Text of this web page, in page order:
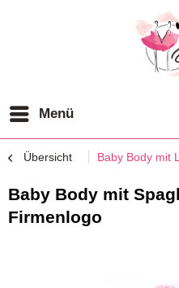
Menü
Übersicht Baby Body mit
Baby Body mit
Firmenlogo